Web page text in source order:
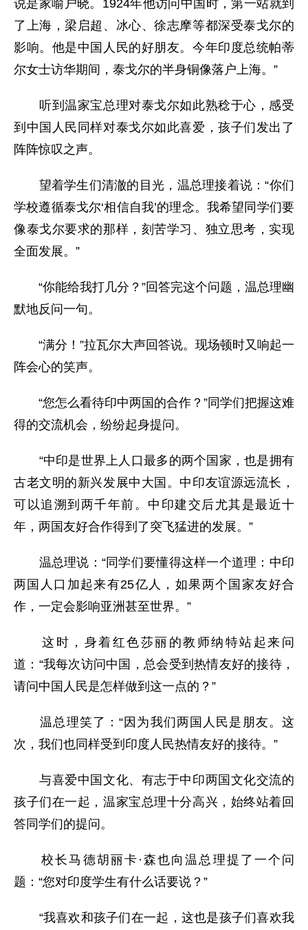
说是家喻户晓。1924年他访问中国时，第一站就到
了上海，梁启超、冰心、徐志摩等都深受泰戈尔的
影响。他是中国人民的好朋友。今年印度总统帕蒂
尔女士访华期间，泰戈尔的半身铜像落户上海。”
听到温家宝总理对泰戈尔如此熟稔于心，感受
到中国人民同样对泰戈尔如此喜爱，孩子们发出了
阵阵惊叹之声。
望着学生们清澈的目光，温总理接着说：“你们
学校遵循泰戈尔‘相信自我’的理念。我希望同学们要
像泰戈尔要求的那样，刻苦学习、独立思考，实现
全面发展。”
“你能给我打几分？”回答完这个问题，温总理幽
默地反问一句。
“满分！”拉瓦尔大声回答说。现场顿时又响起一
阵会心的笑声。
“您怎么看待印中两国的合作？”同学们把握这难
得的交流机会，纷纷起身提问。
“中印是世界上人口最多的两个国家，也是拥有
古老文明的新兴发展中大国。中印友谊源远流长，
可以追溯到两千年前。中印建交后尤其是最近十
年，两国友好合作得到了突飞猛进的发展。”
温总理说：“同学们要懂得这样一个道理：中印
两国人口加起来有25亿人，如果两个国家友好合
作，一定会影响亚洲甚至世界。”
这时，身着红色莎丽的教师纳特站起来问
道：“我每次访问中国，总会受到热情友好的接待，
请问中国人民是怎样做到这一点的？”
温总理笑了：“因为我们两国人民是朋友。这
次，我们也同样受到印度人民热情友好的接待。”
与喜爱中国文化、有志于中印两国文化交流的
孩子们在一起，温家宝总理十分高兴，始终站着回
答同学们的提问。
校长马德胡丽卡·森也向温总理提了一个问
题：“您对印度学生有什么话要说？”
“我喜欢和孩子们在一起，这也是孩子们喜欢我